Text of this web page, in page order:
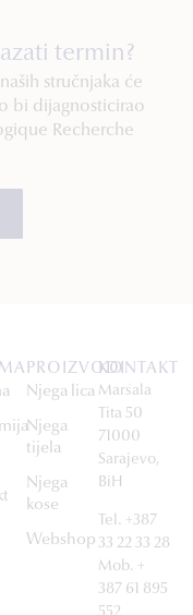
termin?
stručnjaka će
bi dijagnosticirao
Recherche
PROIZVODI
Njega lica
Njega
tijela
Njega
kose
Webshop
KONTAKT
Maršala
Tita 50
71000
Sarajevo,
BiH
Tel. +387
33 22 33 28
Mob. +
387 61 895